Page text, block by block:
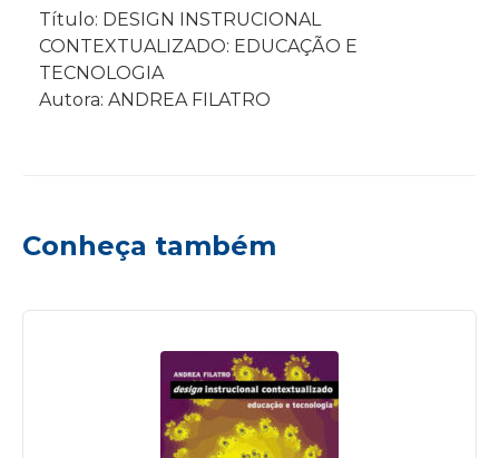
Título: DESIGN INSTRUCIONAL
CONTEXTUALIZADO: EDUCAÇÃO E
TECNOLOGIA
Autora: ANDREA FILATRO
Conheça também